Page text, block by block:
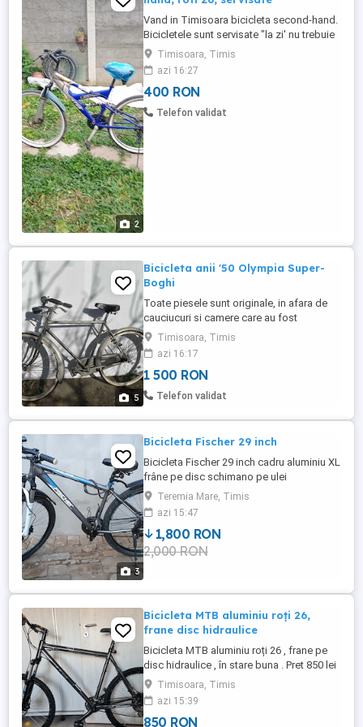
2
Vand in Timisoara bicicleta second-hand.
Bicicletele sunt servisate "la zi' nu trebuie
reparat nimic la ele. Pret 400 RON bucata.
Vizualizare si predare doar in Timisoara.
Timisoara, Timis
azi 16:27
400 RON
Telefon validat
5
Bicicleta anii '50 Olympia Super-
Boghi
Toate piesele sunt originale, in afara de
cauciucuri si camere care au fost
schimbate recent. Bicicleta este
deosebita si in stare buna de functionare
pentru anii ei. Pentru mai multe detalii nu
ezitati sa ma contactati.
Timisoara, Timis
azi 16:17
1 500 RON
Telefon validat
3
Bicicleta Fischer 29 inch
Bicicleta Fischer 29 inch cadru aluminiu XL
frâne pe disc schimano pe ulei
schimbător schimano monobloc pedalier
schimano în stare perfectă de
funcționare.Mai multe detalii lăsați mesaj
sau sunați!
Teremia Mare, Timis
azi 15:47
1,800 RON
2,000 RON
Bicicleta MTB aluminiu roți 26,
frane disc hidraulice
Bicicleta MTB aluminiu roți 26 , frane pe
disc hidraulice , în stare buna . Pret 850 lei
Timisoara, Timis
azi 15:39
850 RON